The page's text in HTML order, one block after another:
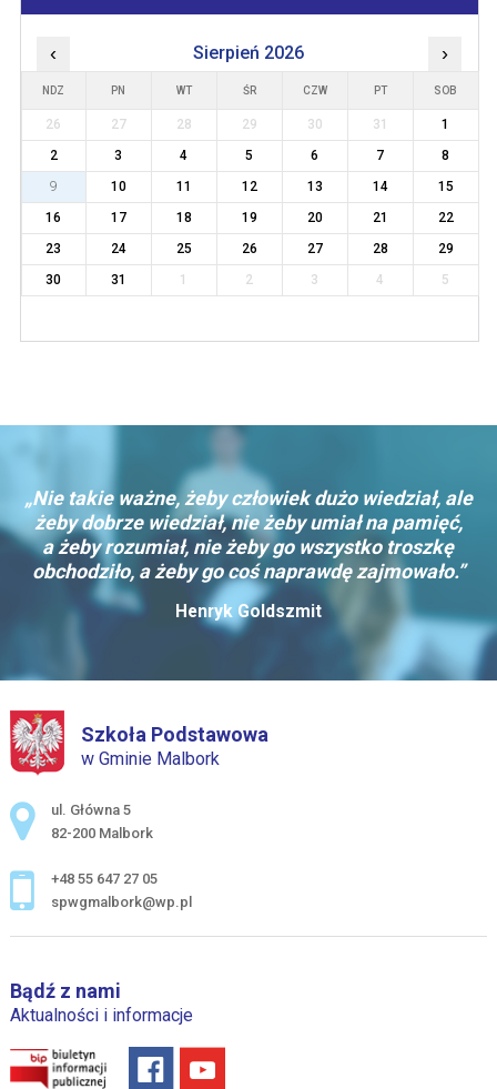
‹ Sierpień 2026 ›
NDZ PN WT ŚR CZW PT SOB
26 27 28 29 30 31
1
2
3 4 5 6 7
8
9
10 11 12 13 14
15
16
17 18 19 20 21
22
23
24 25 26 27 28
29
30
31 1 2 3 4 5
„Nie takie ważne, żeby człowiek dużo wiedział, ale
żeby dobrze wiedział, nie żeby umiał na pamięć,
a żeby rozumiał, nie żeby go wszystko troszkę
obchodziło, a żeby go coś naprawdę zajmowało.”
Henryk Goldszmit
Szkoła Podstawowa
w Gminie Malbork
Adres pocztowy:
ul. Główna 5
82-200 Malbork
+48 55 647 27 05
spwgmalbork@wp.pl
Bądź z nami
Aktualności i informacje